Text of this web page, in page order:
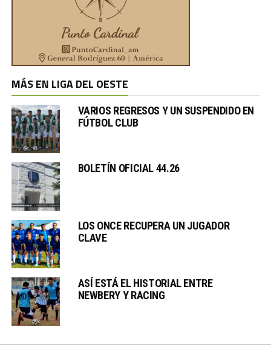
MÁS EN LIGA DEL OESTE
VARIOS REGRESOS Y UN SUSPENDIDO EN
FÚTBOL CLUB
BOLETÍN OFICIAL 44.26
LOS ONCE RECUPERA UN JUGADOR
CLAVE
ASÍ ESTÁ EL HISTORIAL ENTRE
NEWBERY Y RACING